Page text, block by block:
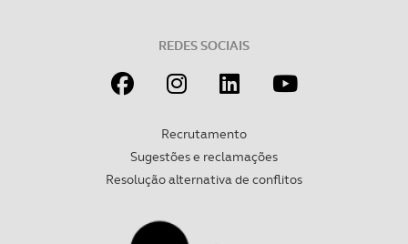
REDES SOCIAIS
Recrutamento
Sugestões e reclamações
Resolução alternativa de conflitos